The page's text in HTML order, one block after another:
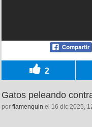
2
Gatos peleando
por flamenquin el 16 dic 2025,